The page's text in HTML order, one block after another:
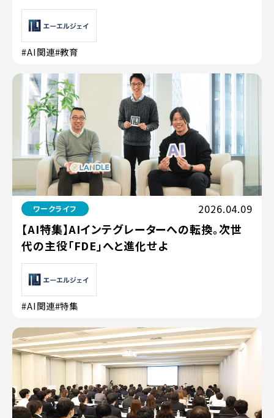
#AI関連#教育
ワークライフ 2026.04.09
【AI特集】AIインテグレーターへの転換。次世
代の主役「FDE」へと進化せよ
#AI関連#特集